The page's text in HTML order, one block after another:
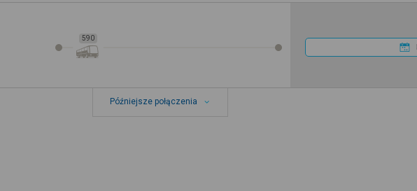
590
Późniejsze połączenia